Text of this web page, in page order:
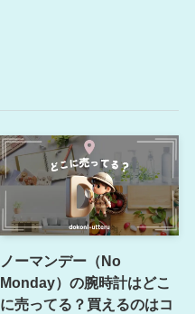
ノーマンデー（No
Monday）の腕時計はどこ
に売ってる？買えるのはコ